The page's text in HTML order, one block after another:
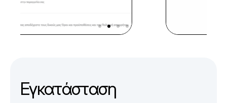
Εγκατάσταση